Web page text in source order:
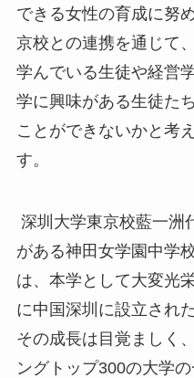
できる女性の育成に努
京校との連携を通じて
学んでいる生徒や経営
学に興味がある生徒た
ことができないかと考
す。
深圳大学東京校藍一洲
がある神田女学園中学
は、本学として大変光
に中国深圳に設立され
その成長は目覚ましく
ングトップ300の大学